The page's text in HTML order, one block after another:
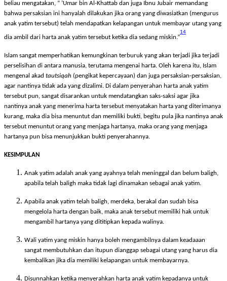
Imam Al-Qurthubi menyebutkan pendapat lain tentang arti “adakan saksi-saksi”,
beliau mengatakan, “ ’Umar bin Al-Khattab dan juga Ibnu Jubair memandang
bahwa persaksian ini hanyalah dilakukan jika orang yang diwasiatkan (mengurus
anak yatim tersebut) telah mendapatkan kelapangan untuk membayar utang yang
Islam sangat memperhatikan kemungkinan terburuk yang akan terjadi jika terjadi
perselisihan di antara manusia, terutama mengenai harta. Oleh karena itu, Islam
mengenal akadtautsiqah(pengikat kepercayaan) dan juga persaksian-persaksian,
agar nantinya tidak ada yang dizalimi. Di dalam penyerahan harta anak yatim
tersebut pun, sangat disarankan untuk mendatangkan saks-saksi agar jika
nantinya anak yang menerima harta tersebut menyatakan harta yang diterimanya
kurang, maka dia bisa menuntut dan memiliki bukti, begitu pula jika nantinya anak
tersebut menuntut orang yang menjaga hartanya, maka orang yang menjaga
Anak yatim adalah anak yang ayahnya telah meninggal dan belum baligh,
Apabila anak yatim telah baligh, merdeka, berakal dan sudah bisa
mengelola harta dengan baik, maka anak tersebut memiliki hak untuk
Wali yatim yang miskin hanya boleh mengambilnya dalam keadaaan
sangat membutuhkan dan itupun dianggap sebagai utang yang harus dia